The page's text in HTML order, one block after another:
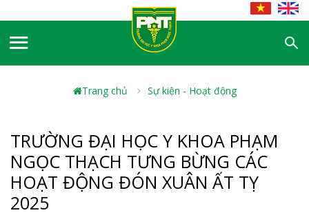
Trang chủ Sự kiện - Hoạt động
TRƯỜNG ĐẠI HỌC Y KHOA PHẠM
NGỌC THẠCH TƯNG BỪNG CÁC
HOẠT ĐỘNG ĐÓN XUÂN ẤT TỴ
2025